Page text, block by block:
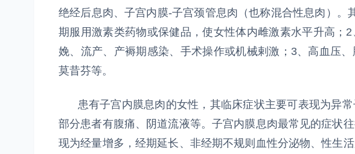
绝经后息肉、子宫内膜-子宫颈管息肉（也称混合性息肉）。
期服用激素类药物或保健品，使女性体内雌激素水平升高；
娩、流产、产褥期感染、手术操作或机械剌激；3、高血压
莫昔芬等。
患有子宫内膜息肉的女性，其临床症状主要可表现为异常
部分患者有腹痛、阴道流液等。子宫内膜息肉最常见的症状
现为经量增多，经期延长、非经期不规则血性分泌物、性生